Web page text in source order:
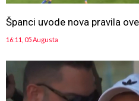
Španci uvode nova pravila
16:11, 05 Augusta